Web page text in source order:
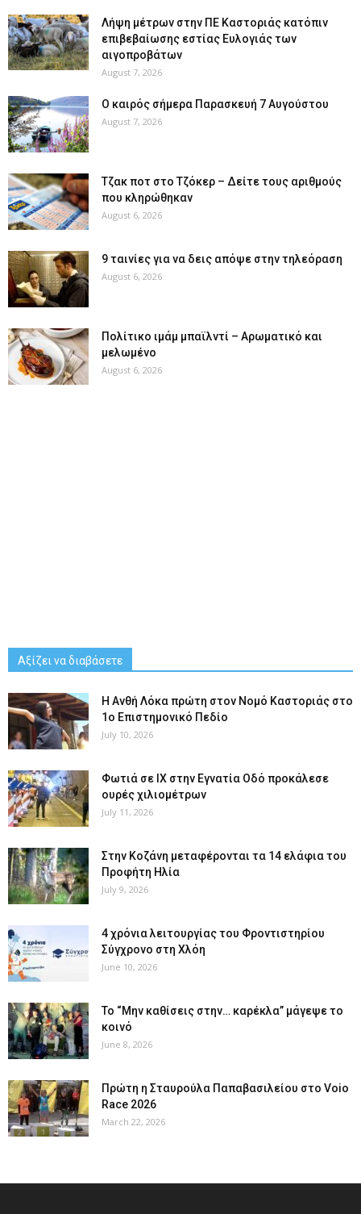
Λήψη μέτρων στην ΠΕ Καστοριάς κατόπιν
επιβεβαίωσης εστίας Ευλογιάς των
αιγοπροβάτων
August 7, 2026
Ο καιρός σήμερα Παρασκευή 7 Αυγούστου
August 7, 2026
Tζακ ποτ στο Τζόκερ – Δείτε τους αριθμούς
που κληρώθηκαν
August 6, 2026
9 ταινίες για να δεις απόψε στην τηλεόραση
August 6, 2026
Πολίτικο ιμάμ μπαϊλντί – Αρωματικό και
μελωμένο
August 6, 2026
Αξίζει να διαβάσετε
Η Ανθή Λόκα πρώτη στον Νομό Καστοριάς στο
1ο Επιστημονικό Πεδίο
July 10, 2026
Φωτιά σε ΙΧ στην Εγνατία Οδό προκάλεσε
ουρές χιλιομέτρων
July 11, 2026
Στην Κοζάνη μεταφέρονται τα 14 ελάφια του
Προφήτη Ηλία
July 9, 2026
4 χρόνια λειτουργίας του Φροντιστηρίου
Σύγχρονο στη Χλόη
June 10, 2026
Το “Μην καθίσεις στην… καρέκλα” μάγεψε το
κοινό
June 8, 2026
Πρώτη η Σταυρούλα Παπαβασιλείου στο Voio
Race 2026
March 22, 2026